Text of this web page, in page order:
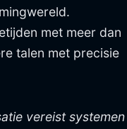
met meer dan
talen met precisie
vereist systemen